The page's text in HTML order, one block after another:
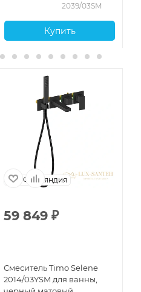
2039/03SM
Купить
Финляндия
59 849 ₽
Смеситель Timo Selene
2014/03YSM для ванны,